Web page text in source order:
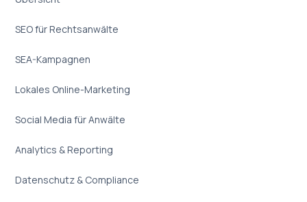
SEO für Rechtsanwälte
SEA-Kampagnen
Lokales Online-Marketing
Social Media für Anwälte
Analytics & Reporting
Datenschutz & Compliance